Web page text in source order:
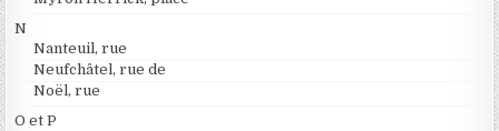
N
Nanteuil, rue
Neufchâtel, rue de
Noël, rue
O et P